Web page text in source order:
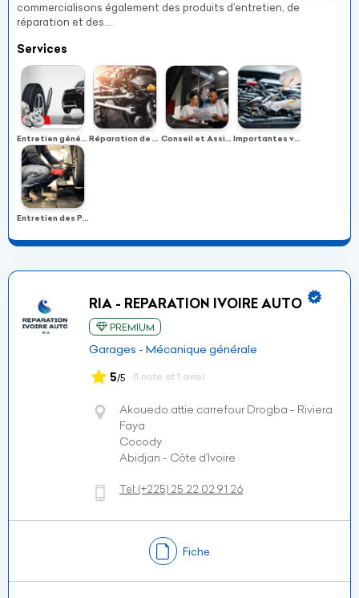
commercialisons également des produits d’entretien, de
réparation et des...
Services
Entretien générale de Véhicule Réparation de Véhicule Conseil et Assistance Importantes vérifications pour la sécurité
Entretien des Pneus
RIA - REPARATION IVOIRE AUTO
PREMIUM
Garages - Mécanique générale
5/5 (1 note et 1 avis)
Akouedo attie carrefour Drogba - Riviera
Faya
Cocody
Abidjan - Côte d’Ivoire
Tel:(+225) 25 22 02 91 26
Fiche